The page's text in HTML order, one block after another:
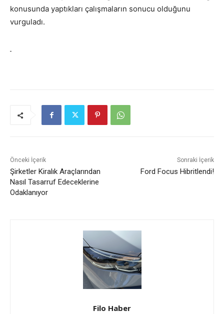
konusunda yaptıkları çalışmaların sonucu olduğunu
vurguladı.
Önceki İçerik
Şirketler Kiralık Araçlarından
Nasıl Tasarruf Edeceklerine
Odaklanıyor
Sonraki İçerik
Ford Focus Hibritlendi!
Filo Haber